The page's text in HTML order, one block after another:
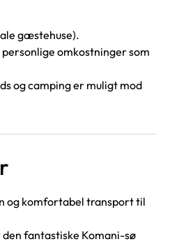
gæstehuse).
omkostninger som
og camping er muligt mod
og komfortabel transport til
fantastiske Komani-sø